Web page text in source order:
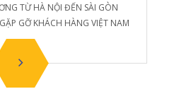
TỪ HÀ NỘI ĐẾN SÀI GÒN
GỠ KHÁCH HÀNG VIỆT NAM